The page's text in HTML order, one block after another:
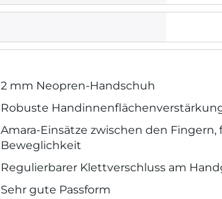
2 mm Neopren-Handschuh
Robuste
Amara-Einsätze zwischen den
Beweglichkeit
Regulierbarer Klettverschluss am
Sehr gute Passform